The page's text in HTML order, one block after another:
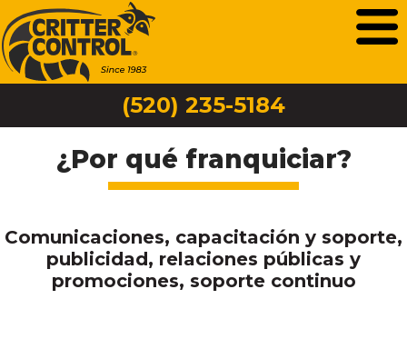
(520) 235-5184
¿Por qué franquiciar?
Comunicaciones, capacitación y soporte,
publicidad, relaciones públicas y
promociones, soporte continuo